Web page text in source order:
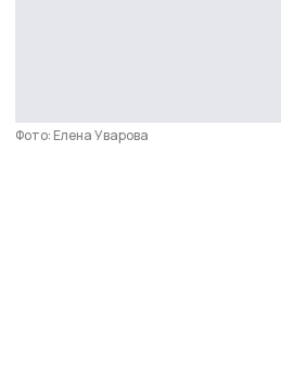
Фото: Елена Уварова